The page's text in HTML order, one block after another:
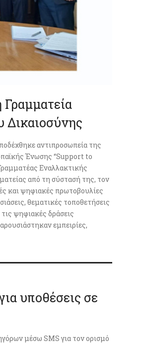
Δικαιοσύνης
αντιπροσωπεία της
Ένωσης “Support to
Εναλλακτικής
από τη σύστασή της, τον
και ψηφιακές πρωτοβουλίες
θεματικές τοποθετήσεις
ψηφιακές δράσεις
εμπειρίες,
υποθέσεις σε
μέσω SMS για τον ορισμό